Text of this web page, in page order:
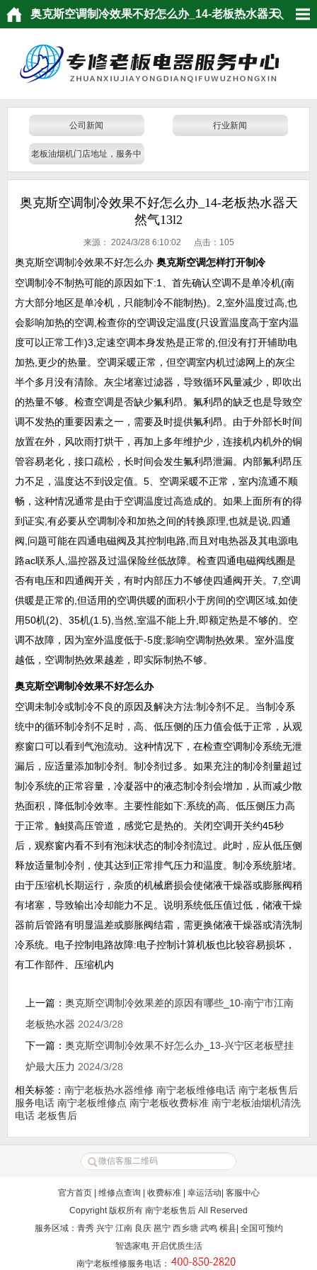
奥克斯空调制冷效果不好怎么办_14-老板热水器天
公司新闻 行业新闻
老板油烟机门店地址，服务中
奥克斯空调制冷效果不好怎么办_14-老板热水器天
然气13l2
来源： 2024/3/28 6:10:02 点击： 105
奥克斯空调制冷效果不好怎么办 奥克斯空调怎样打开制冷
空调制冷不制热可能的原因如下:1、首先确认空调不是单冷机(南
方大部分地区是单冷机，只能制冷不能制热)。2,室外温度过高,也
会影响加热的空调,检查你的空调设定温度(只设置温度高于室内温
度可以正常工作)3,定速空调本身发热是正常的,但没有打开辅助电
加热,更少的热量。空调采暖正常，但空调室内机过滤网上的灰尘
半个多月没有清除。灰尘堵塞过滤器，导致循环风量减少，即吹出
的热量不够。检查空调是否缺少氟利昂。氟利昂的缺乏也是导致空
调不发热的重要因素之一，需要及时提供氟利昂。由于外部长时间
放置在外，风吹雨打烘干，再加上多年维护少，连接机内机外的铜
管容易老化，接口疏松，长时间会发生氟利昂泄漏。内部氟利昂压
力不足，温度达不到设定值。5、空调采暖不正常，室内流通不顺
畅，这种情况通常是由于空调温度过高造成的。如果上面所有的得
到证实,有必要从空调制冷和加热之间的转换原理,也就是说,四通
阀,问题可能在四通电磁阀及其控制电路,而且对电热器及其电源电
路ac联系人,温控器及过温保险丝低故障。检查四通电磁阀线圈是
否有电压和四通阀开关，有时内部压力不够使四通阀开关。7,空调
供暖是正常的,但适用的空调供暖的面积小于房间的空调区域,如使
用50机(2)、35机(1.5),当然,室温不能上升,即额定热是不够的。空
调不故障，因为室外温度低于-5度;影响空调制热效果。室外温度
越低，空调制热效果越差，即实际制热不够。
奥克斯空调制冷效果不好怎么办
空调未制冷或制冷不良的原因及解决方法:制冷剂不足。当制冷系
统中的循环制冷剂不足时，高、低压侧的压力值会低于正常，从观
察窗口可以看到气泡流动。这种情况下，在检查空调制冷系统无泄
漏后，应适量添加制冷剂。制冷剂过多。如果充注的制冷剂量超过
制冷系统的正常容量，冷凝器中的液态制冷剂会增加，从而减少散
热面积，降低制冷效率。主要性能如下:系统的高、低压侧压力高
于正常。触摸高压管道，感觉它是热的。关闭空调开关约45秒
后，观察窗内看不到有泡沫状态的制冷剂流过。此时，应从低压侧
释放适量制冷剂，使其达到正常排气压力和温度。制冷系统脏堵。
由于压缩机长期运行，杂质的机械磨损会使储液干燥器或膨胀阀稍
有堵塞，导致输出冷却能力不足。说明系统低压值过低，储液干燥
器前后管路有明显温差或膨胀阀结霜，需更换储液干燥器或清洗制
冷系统。电子控制电路故障:电子控制计算机板也比较容易损坏，
有工作部件、压缩机内
上一篇： 奥克斯空调制冷效果差的原因有哪些_10-南宁市江南
老板热水器 2024/3/28
下一篇： 奥克斯空调制冷效果不好怎么办_13-兴宁区老板壁挂
炉最大压力 2024/3/28
相关标签： 南宁老板热水器维修 南宁老板维修电话 南宁老板售后
服务电话 南宁老板维修点 南宁老板收费标准 南宁老板油烟机清洗
电话 老板售后
官方首页| 维修点查询 收费标准| 幸运活动 客服中心
Copyright 版权所有 南宁老板售后 All Reserved
服务区域：青秀 兴宁 江南 良庆 邕宁 西乡塘 武鸣 横县| 全国可预约
智选家电 开启优质生活
南宁老板维修服务电话 ：